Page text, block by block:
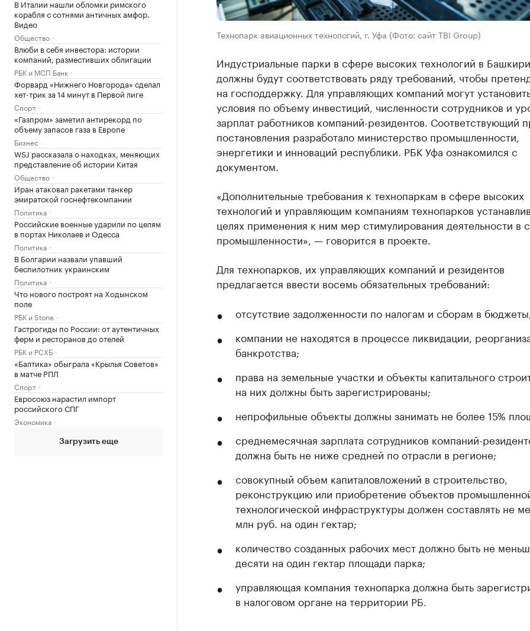
В Италии нашли обломки римского
корабля с сотнями античных амфор.
Видео
Общество
Влюби в себя инвестора: истории
компаний, разместивших облигации
РБК и МСП Банк
Форвард «Нижнего Новгорода» сделал
хет-трик за 14 минут в Первой лиге
Спорт
«Газпром» заметил антирекорд по
объему запасов газа в Европе
Бизнес
WSJ рассказала о находках, меняющих
представление об истории Китая
Общество
Иран атаковал ракетами танкер
эмиратской госнефтекомпании
Политика
Российские военные ударили по целям
в портах Николаев и Одесса
Политика
В Болгарии назвали упавший
беспилотник украинским
Политика
Что нового построят на Ходынском
поле
РБК и Stone
Гастрогиды по России: от аутентичных
ферм и ресторанов до отелей
РБК и РСХБ
«Балтика» обыграла «Крылья Советов»
в матче РПЛ
Спорт
Евросоюз нарастил импорт
российского СПГ
Экономика
Загрузить еще
Технопарк авиационных технологий, г. Уфа (Фото: сайт TBI Group)
Индустриальные парки в сфере высоких технологий в
должны будут соответствовать ряду требований, чтобы
на господдержку. Для управляющих компаний могут
условия по объему инвестиций, численности сотрудников и
зарплат работников компаний-резидентов. Соответствующий
постановления разработало министерство промышленности,
энергетики и инноваций республики. РБК Уфа ознакомился с
документом.
«Дополнительные требования к технопаркам в сфере высоких
технологий и управляющим компаниям технопарков
целях применения к ним мер стимулирования деятельности в
промышленности», — говорится в проекте.
Для технопарков, их управляющих компаний и резидентов
предлагается ввести восемь обязательных требований:
отсутствие задолженности по налогам и сборам в
компании не находятся в процессе ликвидации,
банкротства;
права на земельные участки и объекты капитального
на них должны быть зарегистрированы;
непрофильные объекты должны занимать не более 15%
среднемесячная зарплата сотрудников компаний-
должна быть не ниже средней по отрасли в регионе;
совокупный объем капиталовложений в строительство,
реконструкцию или приобретение объектов
технологической инфраструктуры должен составлять не
млн руб. на один гектар;
количество созданных рабочих мест должно быть не
десяти на один гектар площади парка;
управляющая компания технопарка должна быть
в налоговом органе на территории РБ.